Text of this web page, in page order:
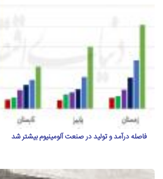
فاصله درآمد و تولید در صنعت آلومینیوم بیشتر شد